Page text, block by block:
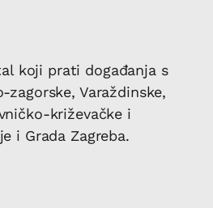
koji prati događanja s
zagorske, Varaždinske,
križevačke i
i Grada Zagreba.